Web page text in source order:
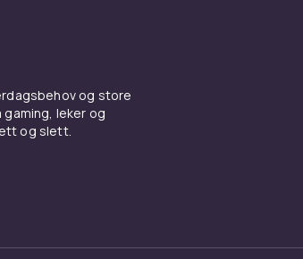
og store
leker og
og slett.